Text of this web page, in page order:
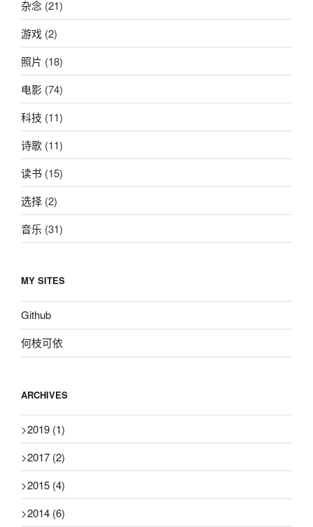
杂念 (21)
游戏 (2)
照片 (18)
电影 (74)
科技 (11)
诗歌 (11)
读书 (15)
选择 (2)
音乐 (31)
MY SITES
Github
何枝可依
ARCHIVES
>2019 (1)
>2017 (2)
>2015 (4)
>2014 (6)